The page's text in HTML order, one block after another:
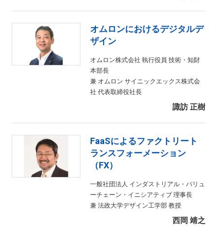
オムロンにおけるデジタルデ
ザイン
オムロン株式会社 執行役員 技術・知財
本部長
兼 オムロン サイニックエックス株式会
社 代表取締役社長
諏訪 正樹
FaaSによるファクトリート
ランスフォーメーション
（FX）
一般社団法人 インダストリアル・バリュ
ーチェーン・イニシアティブ 理事長
兼 法政大学デザイン工学部 教授
西岡 靖之